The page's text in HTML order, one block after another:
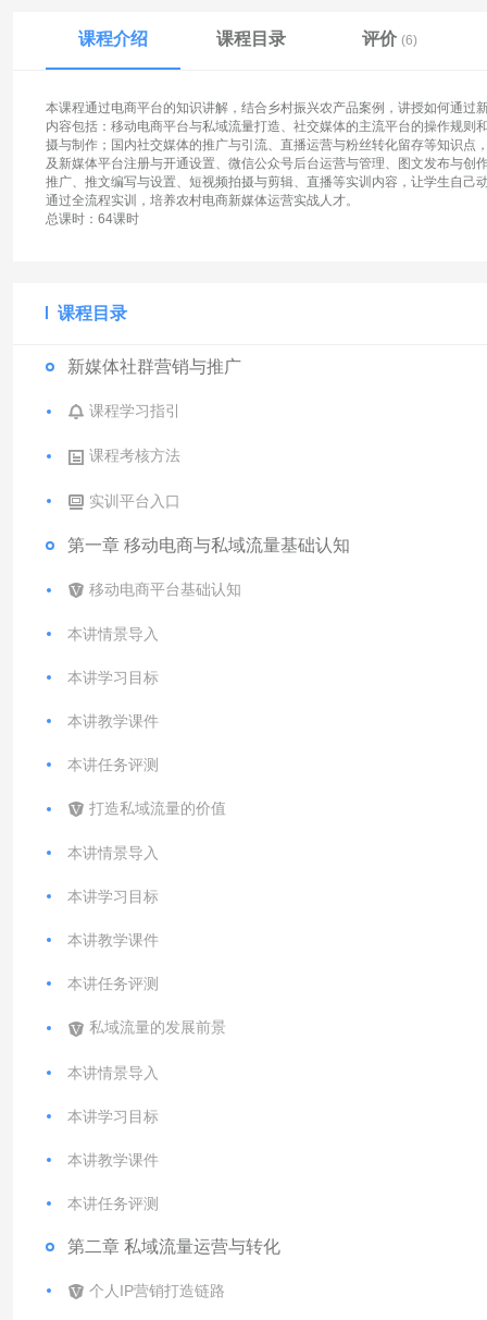
课程介绍 课程目录 评价 (6)
本课程通过电商平台的知识讲解，结合乡村振兴农产品案例，讲授如何通过
内容包括：移动电商平台与私域流量打造、社交媒体的主流平台的操作规则
摄与制作；国内社交媒体的推广与引流、直播运营与粉丝转化留存等知识点
及新媒体平台注册与开通设置、微信公众号后台运营与管理、图文发布与创
推广、推文编写与设置、短视频拍摄与剪辑、直播等实训内容，让学生自己
通过全流程实训，培养农村电商新媒体运营实战人才。
总课时：64课时
课程目录
新媒体社群营销与推广
课程学习指引
课程考核方法
实训平台入口
第一章 移动电商与私域流量基础认知
移动电商平台基础认知
本讲情景导入
本讲学习目标
本讲教学课件
本讲任务评测
打造私域流量的价值
本讲情景导入
本讲学习目标
本讲教学课件
本讲任务评测
私域流量的发展前景
本讲情景导入
本讲学习目标
本讲教学课件
本讲任务评测
第二章 私域流量运营与转化
个人IP营销打造链路